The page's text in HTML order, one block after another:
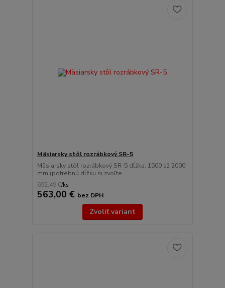
Mäsiarsky stôl rozrábkový SR-5
Mäsiarsky stôl rozrábkový SR-5 dĺžka: 1500 až 2000
mm (potrebnú dĺžku si zvoľte ...
692,49 €/ks
563,00 € bez DPH
Zvoliť variant